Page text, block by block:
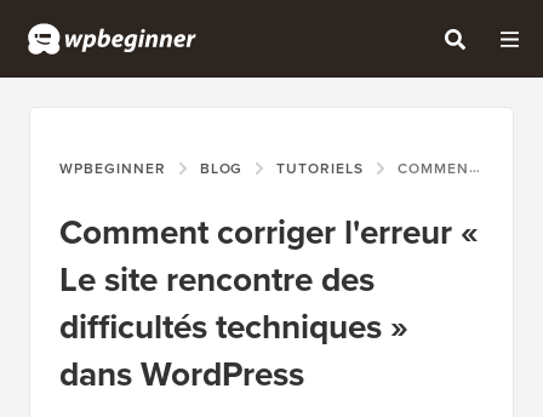
WPBEGINNER BLOG TUTORIELS COMMENT CORRIGER L'ERREUR « LE SITE RENCONTRE DES DIFFICULTÉS TECHNIQUES » DANS WORDPRESS
Comment corriger l'erreur «
Le site rencontre des
difficultés techniques »
dans WordPress